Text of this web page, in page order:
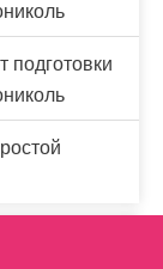
подготовки